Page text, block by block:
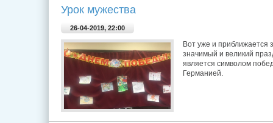
Урок мужества
26-04-2019, 22:00
Вот уже и приближается
значимый и великий
является символом
Германией.